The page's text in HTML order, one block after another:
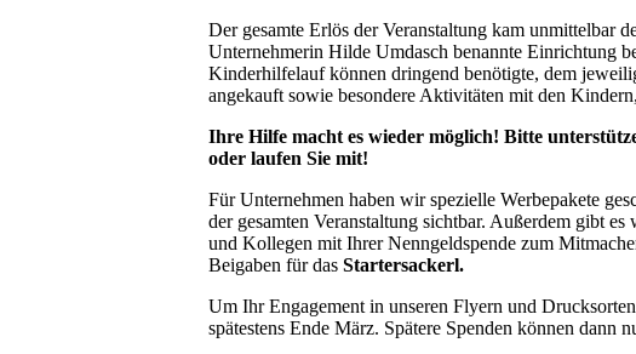
Der gesamte Erlös der Veranstaltung kam unmittelbar
Unternehmerin Hilde Umdasch benannte Einrichtung
Kinderhilfelauf können dringend benötigte, dem
angekauft sowie besondere Aktivitäten mit den
Ihre Hilfe macht es wieder möglich! Bitte
oder laufen Sie mit!
Für Unternehmen haben wir spezielle Werbepakete
der gesamten Veranstaltung sichtbar. Außerdem gibt
und Kollegen mit Ihrer Nenngeldspende zum
Beigaben für das Startersackerl.
Um Ihr Engagement in unseren Flyern und
spätestens Ende März. Spätere Spenden können dann